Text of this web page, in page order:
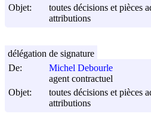
Objet:
toutes décisions et pièces
attributions
De:
Michel Debourle
agent contractuel
Objet:
toutes décisions et pièces
attributions
délégation de signature